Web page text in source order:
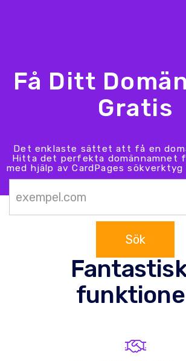
Få Ditt
Gratis
Det enklaste sättet att få en
Hitta det perfekta domännamnet
med hjälp av CardPages
Sök